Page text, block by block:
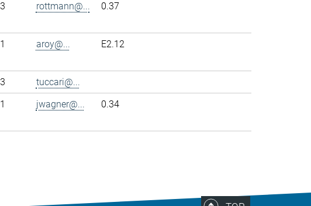
rottmann@... 0.37
aroy@... E2.12
tuccari@...
jwagner@... 0.34